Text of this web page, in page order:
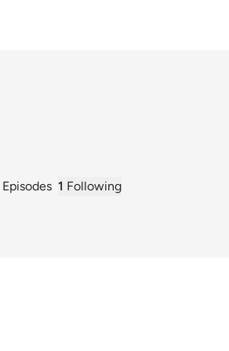
Episodes 1 Following